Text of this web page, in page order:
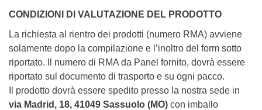
CONDIZIONI DI VALUTAZIONE DEL PRODOTTO
La richiesta al rientro dei prodotti (numero RMA) avviene
solamente dopo la compilazione e l’inoltro del form sotto
riportato. Il numero di RMA da Panel fornito, dovrà essere
riportato sul documento di trasporto e su ogni pacco.
Il prodotto dovrà essere spedito presso la nostra sede in
via Madrid, 18, 41049 Sassuolo (MO) con imballo